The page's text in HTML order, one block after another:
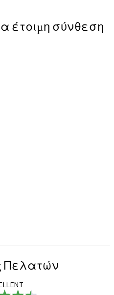
έτοιμη σύνθεση
Πελατών